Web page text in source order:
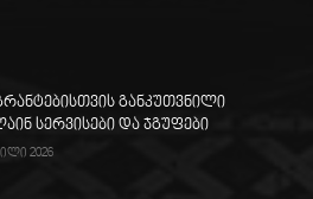
განკუთვნილი
სერვისები და ჯგუფები
2026